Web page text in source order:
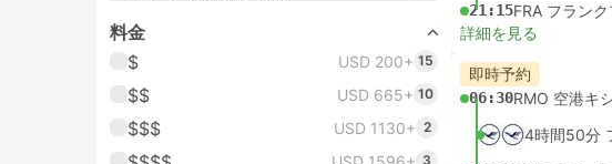
料金
$
USD 200+ 15
$$ USD 665+ 10
$$$ USD 1130+ 2
3
21:15FRA フラン
詳細を見る
即時予約
06:30RMO 空港キ
4時間50分